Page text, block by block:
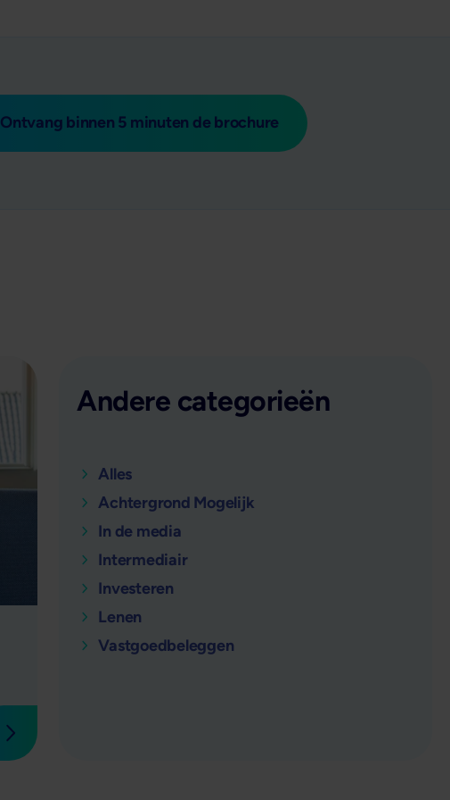
Ontvang binnen 5 minuten de brochure
Lees verder
Andere categorieën
Alles
Achtergrond Mogelijk
In de media
Intermediair
Investeren
Lenen
Vastgoedbeleggen